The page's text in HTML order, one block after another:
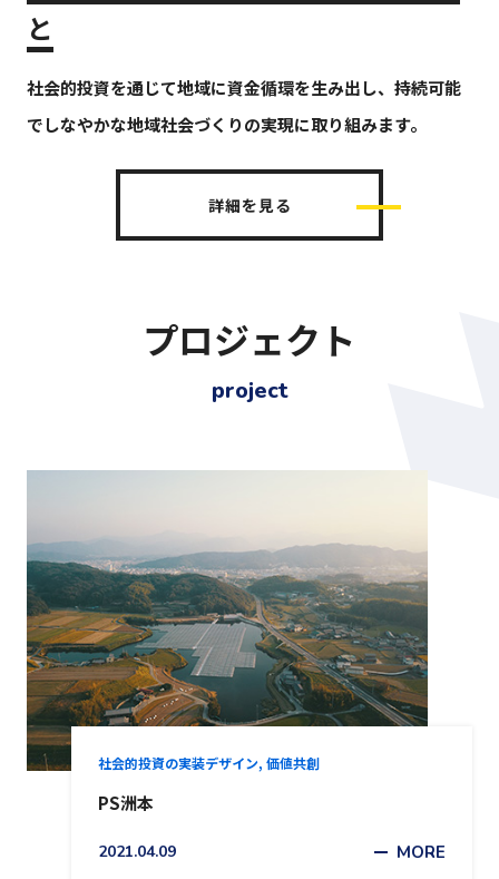
と
社会的投資を通じて地域に資金循環を生み出し、持続可能
でしなやかな地域社会づくりの実現に取り組みます。
詳細を見る
プロジェクト
project
社会的投資の実装デザイン, 価値共創
PS洲本
2021.04.09 MORE